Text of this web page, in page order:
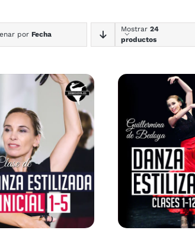
por Fecha
Mostrar 24
productos